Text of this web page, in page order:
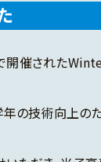
催された
の技術向上の